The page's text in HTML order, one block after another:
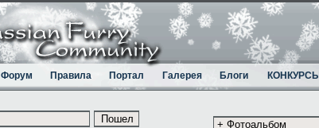
Форум Правила Портал Галерея Блоги КОНКУРСЫ